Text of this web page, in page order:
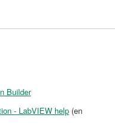
Builder​​​​​​​
- LabVIEW help (en